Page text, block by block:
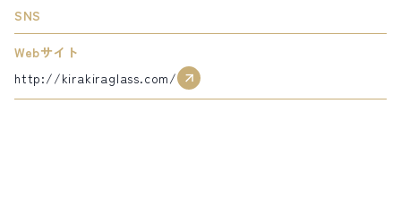
白馬村観光局インフォメーション
長野県北安曇郡白馬村北城5497
Snow Peak LAND STATION HAKUBA内
SNS
Webサイト
http://kirakiraglass.com/